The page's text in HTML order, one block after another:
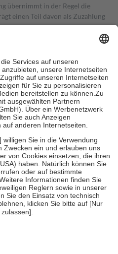
übernimmt in der Regel die
einen Teil davon als Zuzahlung
in Höhe von zehn
nie mehr als die tatsächlichen
auch für Online-Apotheken.
beträgt die
sowie zehn Euro je
für ihre eigene Gesundheit zu
der Familie zu unterstützen,
vollendeten 18. Lebensjahr
Früherkennung, die von der
es sich um echte Bewertungen